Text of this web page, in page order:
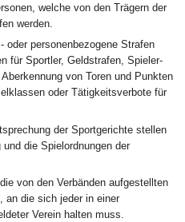
welche von den Trägern der
werden.
oder personenbezogene Strafen
für Sportler, Geldstrafen, Spieler-
von Toren und Punkten
oder Tätigkeitsverbote für
der Sportgerichte stellen
die Spielordnungen der
von den Verbänden aufgestellten
an die sich jeder in einer
Verein halten muss.